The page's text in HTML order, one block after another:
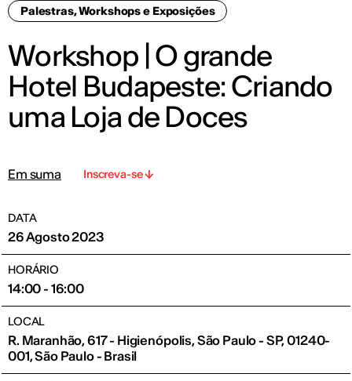
Palestras, Workshops e Exposições
Workshop | O grande
Hotel Budapeste: Criando
uma Loja de Doces
Em suma Inscreva-se
DATA
26 Agosto 2023
HORÁRIO
14:00 - 16:00
LOCAL
R. Maranhão, 617 - Higienópolis, São Paulo - SP, 01240-
001, São Paulo - Brasil